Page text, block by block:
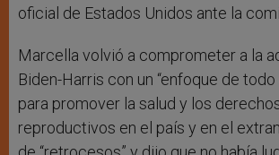
oficial de Estados Unidos ante la
Marcella volvió a comprometer a la
Biden-Harris con un “enfoque de todo
para promover la salud y los
reproductivos en el país y en el